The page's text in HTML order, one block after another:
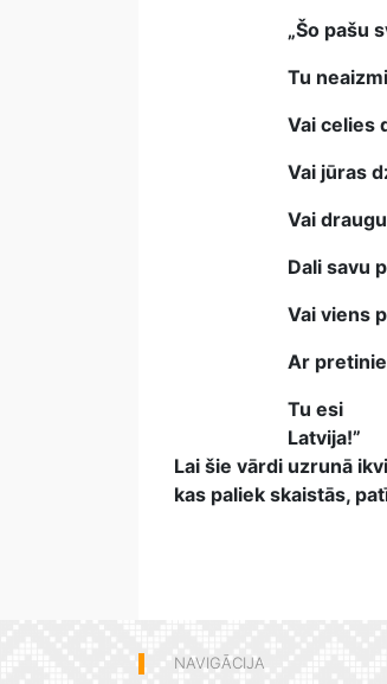
„Šo pašu
Tu
Vai celies
Vai jūras
Vai
Dali savu
Vai viens
Ar
Tu esi
Latvija!” /
Lai šie vārdi uzrunā
kas paliek skaistās,
NAVIGĀCIJA